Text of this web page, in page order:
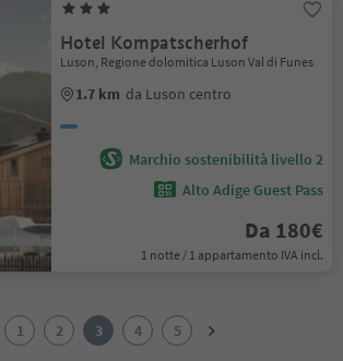
Hotel Kompatscherhof
Luson, Regione dolomitica Luson Val di Funes
1.7 km da Luson centro
Marchio sostenibilità livello 2
Alto Adige Guest Pass
Da 180€
1 notte / 1 appartamento IVA incl.
1 2 3 4
5